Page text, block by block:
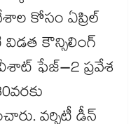
కోసం ఏప్రిల్‌‌‌‌‌‌‌‌‌‌‌‌‌‌‌‌
విడత కౌన్సిలింగ్‌‌‌‌‌‌‌‌‌‌‌‌‌‌‌‌
ఫేజ్‌‌‌‌‌‌‌‌‌‌‌‌‌‌‌‌–2 ప్రవేశ
వర్సిటీ డీన్‌‌‌‌‌‌‌‌‌‌‌‌‌‌‌‌